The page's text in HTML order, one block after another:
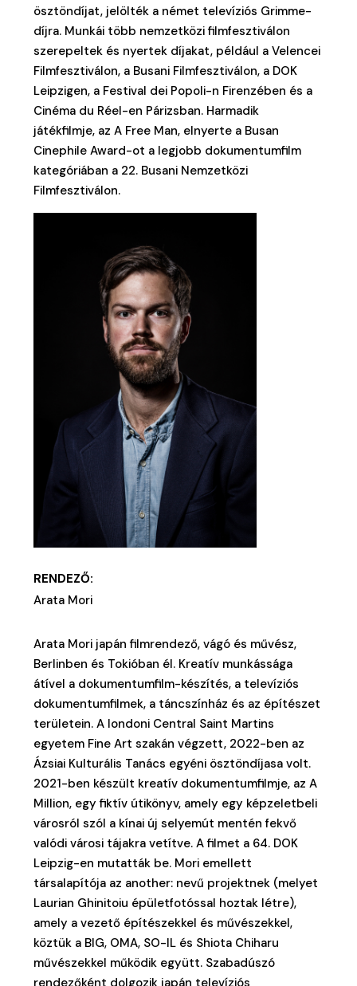
ösztöndíjat, jelölték a német televíziós Grimme-
díjra. Munkái több nemzetközi filmfesztiválon
szerepeltek és nyertek díjakat, például a Velencei
Filmfesztiválon, a Busani Filmfesztiválon, a DOK
Leipzigen, a Festival dei Popoli-n Firenzében és a
Cinéma du Réel-en Párizsban. Harmadik
játékfilmje, az A Free Man, elnyerte a Busan
Cinephile Award-ot a legjobb dokumentumfilm
kategóriában a 22. Busani Nemzetközi
Filmfesztiválon.
RENDEZŐ:
Arata Mori
Arata Mori japán filmrendező, vágó és művész,
Berlinben és Tokióban él. Kreatív munkássága
átível a dokumentumfilm-készítés, a televíziós
dokumentumfilmek, a táncszínház és az építészet
területein. A londoni Central Saint Martins
egyetem Fine Art szakán végzett, 2022-ben az
Ázsiai Kulturális Tanács egyéni ösztöndíjasa volt.
2021-ben készült kreatív dokumentumfilmje, az A
Million, egy fiktív útikönyv, amely egy képzeletbeli
városról szól a kínai új selyemút mentén fekvő
valódi városi tájakra vetítve. A filmet a 64. DOK
Leipzig-en mutatták be. Mori emellett
társalapítója az another: nevű projektnek (melyet
Laurian Ghinitoiu épületfotóssal hoztak létre),
amely a vezető építészekkel és művészekkel,
köztük a BIG, OMA, SO-IL és Shiota Chiharu
művészekkel működik együtt. Szabadúszó
rendezőként dolgozik japán televíziós